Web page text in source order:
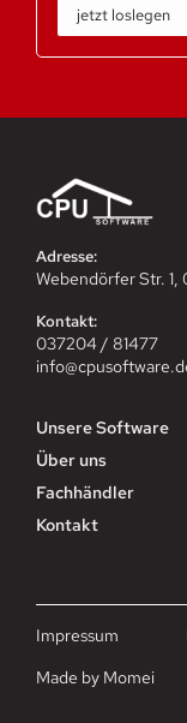
jetzt loslegen
Adresse:
Webendörfer Str.
Kontakt:
037204 / 81477
Unsere Software
Über uns
Fachhändler
Kontakt
Made by Momei
Impressum